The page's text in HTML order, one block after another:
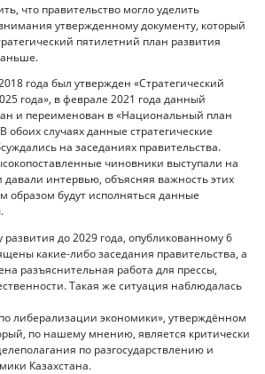
что правительство могло уделить
утвержденному документу, который
пятилетний план развития
года был утвержден «Стратегический
года», в феврале 2021 года данный
и переименован в «Национальный план
обоих случаях данные стратегические
на заседаниях правительства.
чиновники выступали на
давали интервью, объясняя важность этих
образом будут исполняться данные
до 2029 года, опубликованному 6
какие-либо заседания правительства, а
разъяснительная работа для прессы,
Такая же ситуация наблюдалась
либерализации экономики», утверждённом
по нашему мнению, является критически
по разгосударствлению и
Казахстана.